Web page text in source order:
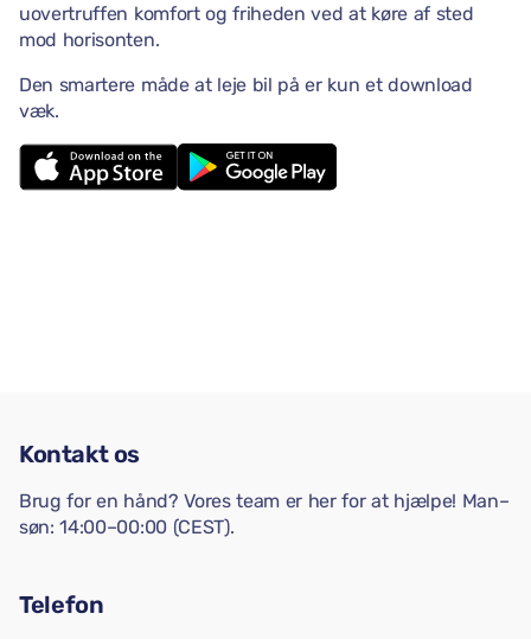
uovertruffen komfort og friheden ved at køre af sted
mod horisonten.
Den smartere måde at leje bil på er kun et download
væk.
Kontakt os
Brug for en hånd? Vores team er her for at hjælpe! Man–
søn: 14:00–00:00 (CEST).
Telefon